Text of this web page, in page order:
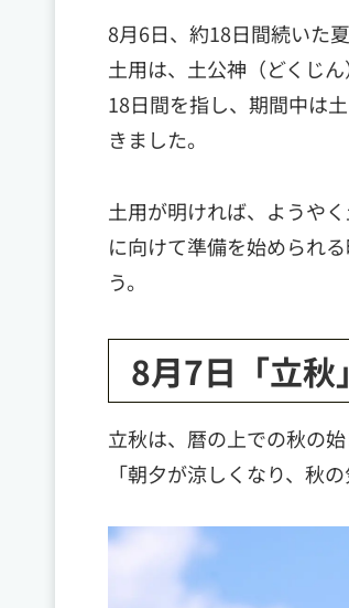
8月6日、約18日間続いた
土用は、土公神（どくじ
18日間を指し、期間中は
きました。
土用が明ければ、ようや
に向けて準備を始められ
う。
8月7日「立秋
立秋は、暦の上での秋の始
「朝夕が涼しくなり、秋